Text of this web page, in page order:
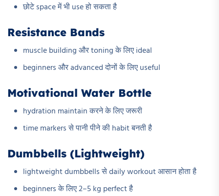
छोटे space में भी use हो सकता है
Resistance Bands
muscle building और toning के लिए ideal
beginners और advanced दोनों के लिए useful
Motivational Water Bottle
hydration maintain करने के लिए जरूरी
time markers से पानी पीने की habit बनती है
Dumbbells (Lightweight)
lightweight dumbbells से daily workout आसान होता है
beginners के लिए 2–5 kg perfect है